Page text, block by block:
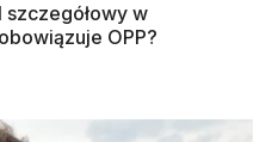
szczegółowy w
OPP?